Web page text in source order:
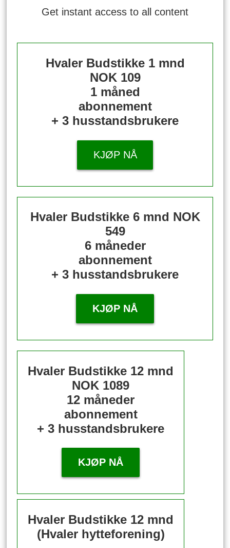
Get instant access to all content
Hvaler Budstikke 1 mnd
NOK 109
1 måned
abonnement
+ 3 husstandsbrukere
KJØP NÅ
Hvaler Budstikke 6 mnd NOK
549
6 måneder
abonnement
+ 3 husstandsbrukere
KJØP NÅ
Hvaler Budstikke 12 mnd
NOK 1089
12 måneder
abonnement
+ 3 husstandsbrukere
KJØP NÅ
Hvaler Budstikke 12 mnd
(Hvaler hytteforening)